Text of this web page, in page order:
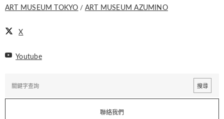
ART MUSEUM TOKYO
ART MUSEUM AZUMINO
X
Youtube
聯絡我們